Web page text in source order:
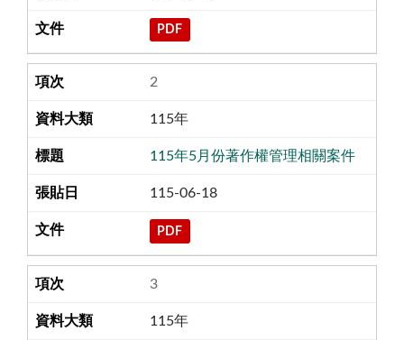
PDF
2
115年
115年5月份著作權管理相關案件
115-06-18
PDF
3
115年